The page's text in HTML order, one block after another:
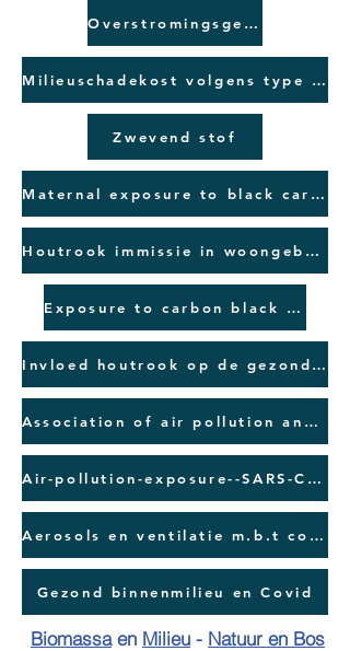
Overstromingsgevoelige zones Vlaanderen
Milieuschadekost volgens type brandstof
Zwevend stof
Maternal exposure to black carbon
Houtrook immissie in woongebouwen
Exposure to carbon black ufp's
Invloed houtrook op de gezondheid
Association of air pollution and green space...
Air-pollution-exposure--SARS-CoV-2-infection
Aerosols en ventilatie m.b.t corona
Gezond binnenmilieu en Covid
Biomassaen Milieu - Natuur en Bos